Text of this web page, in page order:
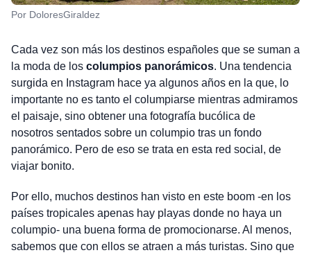
Por DoloresGiraldez
Cada vez son más los destinos españoles que se suman a
la moda de los columpios panorámicos. Una tendencia
surgida en Instagram hace ya algunos años en la que, lo
importante no es tanto el columpiarse mientras admiramos
el paisaje, sino obtener una fotografía bucólica de
nosotros sentados sobre un columpio tras un fondo
panorámico. Pero de eso se trata en esta red social, de
viajar bonito.
Por ello, muchos destinos han visto en este boom -en los
países tropicales apenas hay playas donde no haya un
columpio- una buena forma de promocionarse. Al menos,
sabemos que con ellos se atraen a más turistas. Sino que